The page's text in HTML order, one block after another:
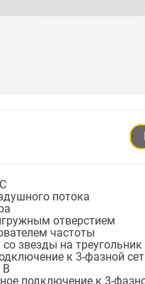
потока
отверстием
частоты
звезды на треугольник
к 3-фазной
В
подключение к 3-